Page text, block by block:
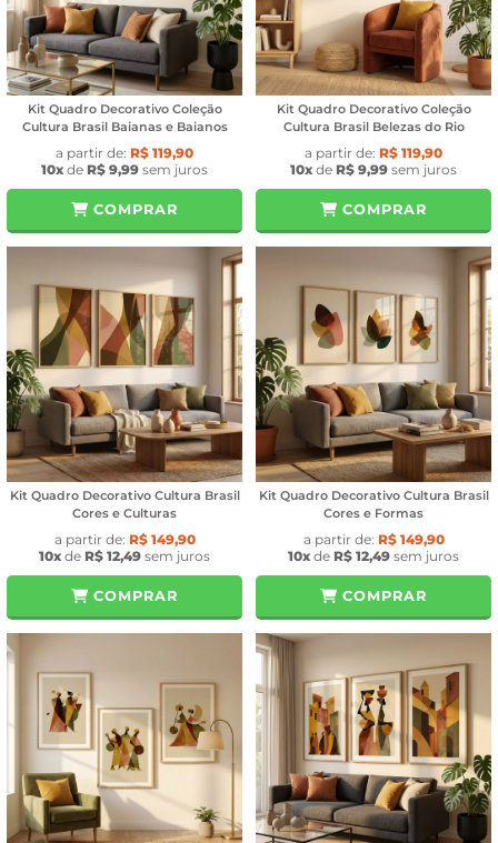
Kit Quadro Decorativo Coleção
Cultura Brasil Baianas e Baianos
a partir de: R$ 119,90
10x de R$ 9,99 sem juros
COMPRAR
Kit Quadro Decorativo Coleção
Cultura Brasil Belezas do Rio
a partir de: R$ 119,90
10x de R$ 9,99 sem juros
COMPRAR
Kit Quadro Decorativo Cultura Brasil
Cores e Culturas
a partir de: R$ 149,90
10x de R$ 12,49 sem juros
COMPRAR
Kit Quadro Decorativo Cultura Brasil
Cores e Formas
a partir de: R$ 149,90
10x de R$ 12,49 sem juros
COMPRAR